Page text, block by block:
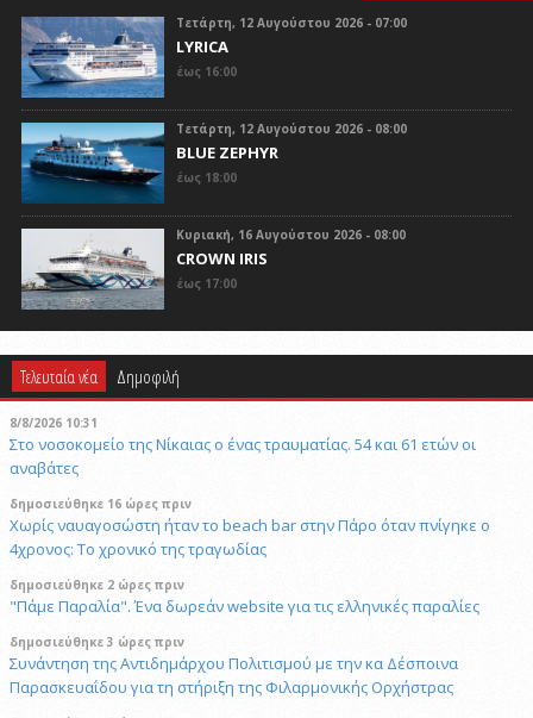
Τετάρτη, 12 Αυγούστου 2026 - 07:00
LYRICA
έως 16:00
Τετάρτη, 12 Αυγούστου 2026 - 08:00
BLUE ZEPHYR
έως 18:00
Κυριακή, 16 Αυγούστου 2026 - 08:00
CROWN IRIS
έως 17:00
Τελευταία νέα Δημοφιλή
8/8/2026 10:31
Στο νοσοκομείο της Νίκαιας ο ένας τραυματίας. 54 και 61 ετών οι
αναβάτες
δημοσιεύθηκε 16 ώρες πριν
Χωρίς ναυαγοσώστη ήταν το beach bar στην Πάρο όταν πνίγηκε ο
4χρονος: Το χρονικό της τραγωδίας
δημοσιεύθηκε 2 ώρες πριν
"Πάμε Παραλία". Ένα δωρεάν website για τις ελληνικές παραλίες
δημοσιεύθηκε 3 ώρες πριν
Συνάντηση της Αντιδημάρχου Πολιτισμού με την κα Δέσποινα
Παρασκευαΐδου για τη στήριξη της Φιλαρμονικής Ορχήστρας